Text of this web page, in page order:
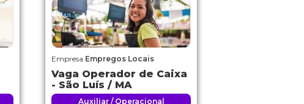
Empresa Empregos Locais
Vaga Operador de Caixa
- São Luís / MA
Auxiliar / Operacional